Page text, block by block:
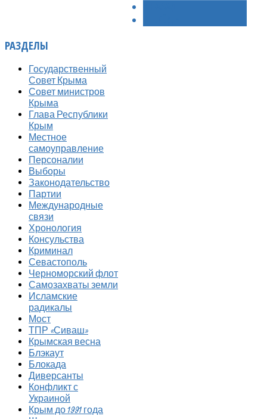
РАЗДЕЛЫ
Государственный
Совет Крыма
Совет министров
Крыма
Глава Республики
Крым
Местное
самоуправление
Персоналии
Выборы
Законодательство
Партии
Международные
связи
Хронология
Консульства
Криминал
Севастополь
Черноморский флот
Самозахваты земли
Исламские
радикалы
Мост
ТПР «Сиваш»
Крымская весна
Блэкаут
Блокада
Диверсанты
Конфликт с
Украиной
Крым до 1991 года